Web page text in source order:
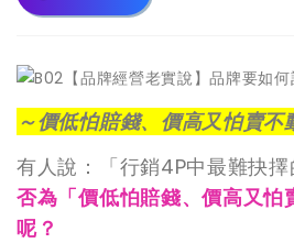
～價低怕賠錢、價高又怕賣不
有人說：「行銷4P中最難抉
否為「價低怕賠錢、價高又怕
呢？